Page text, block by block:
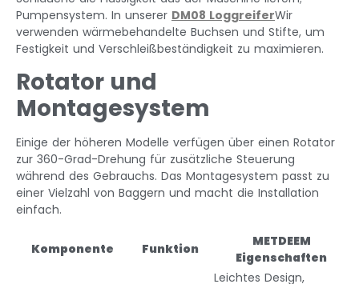
Pumpensystem. In unserer DM08 LoggreiferWir
verwenden wärmebehandelte Buchsen und Stifte, um
Festigkeit und Verschleißbeständigkeit zu maximieren.
Rotator und
Montagesystem
Einige der höheren Modelle verfügen über einen Rotator
zur 360-Grad-Drehung für zusätzliche Steuerung
während des Gebrauchs. Das Montagesystem passt zu
einer Vielzahl von Baggern und macht die Installation
einfach.
Komponente Funktion
METDEEM
Eigenschaften
Leichtes Design,